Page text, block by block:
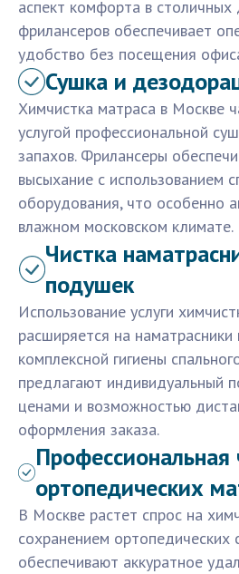
аспект комфорта в
фрилансеров обеспечивает
удобство без посещения
Сушка и
Химчистка матраса в Москве
услугой профессиональной
запахов. Фрилансеры
высыхание с использованием
оборудования, что особенно
влажном московском климате.
Чистка
подушек
Использование услуги
расширяется на
комплексной гигиены
предлагают индивидуальный
ценами и возможностью
оформления заказа.
Профессиональная
ортопедических
В Москве растет спрос на
сохранением ортопедических
обеспечивают аккуратное